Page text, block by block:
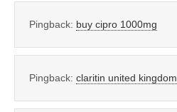
Pingback: buy cipro 1000mg
Pingback: claritin united kingdom